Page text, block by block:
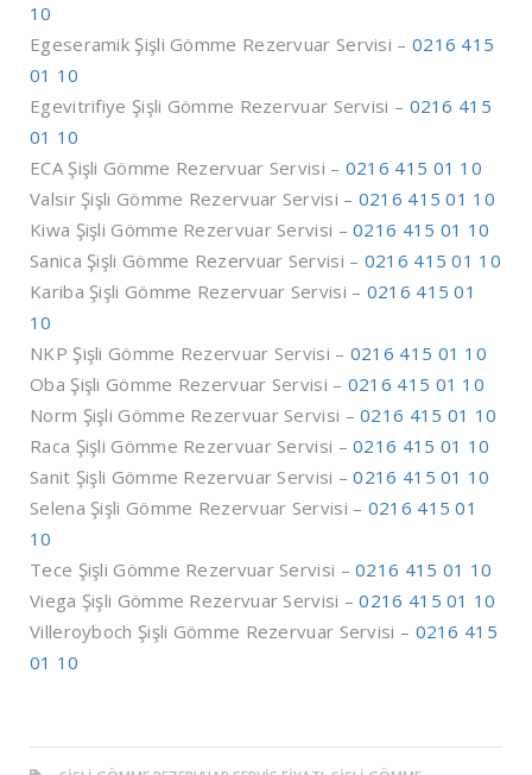
10
Egeseramik Şişli Gömme Rezervuar Servisi – 0216 415
01 10
Egevitrifiye Şişli Gömme Rezervuar Servisi – 0216 415
01 10
ECA Şişli Gömme Rezervuar Servisi – 0216 415 01 10
Valsir Şişli Gömme Rezervuar Servisi – 0216 415 01 10
Kiwa Şişli Gömme Rezervuar Servisi –0216 415 01 10
Sanica Şişli Gömme Rezervuar Servisi – 0216 415 01 10
Kariba Şişli Gömme Rezervuar Servisi – 0216 415 01
10
NKP Şişli Gömme Rezervuar Servisi – 0216 415 01 10
Oba Şişli Gömme Rezervuar Servisi – 0216 415 01 10
Norm Şişli Gömme Rezervuar Servisi –0216 415 01 10
Raca Şişli Gömme Rezervuar Servisi –0216 415 01 10
Sanit Şişli Gömme Rezervuar Servisi –0216 415 01 10
Selena Şişli Gömme Rezervuar Servisi – 0216 415 01
10
Tece Şişli Gömme Rezervuar Servisi –0216 415 01 10
Viega Şişli Gömme Rezervuar Servisi –0216 415 01 10
Villeroyboch Şişli Gömme Rezervuar Servisi – 0216 415
01 10